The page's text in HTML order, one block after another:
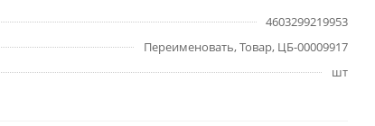
4603299219953
Переименовать, Товар, ЦБ-00009917
шт